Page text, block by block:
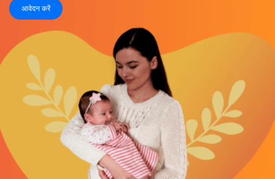
आवेदन करें